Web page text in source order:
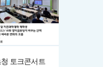
토크콘서트